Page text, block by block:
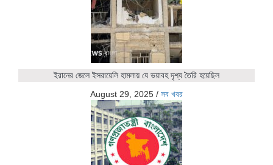
ইরানের জেলে ইসরায়েলি হামলায় যে ভয়াবহ দৃশ্য তৈরি হয়েছিল
August 29, 2025 / সব খবর